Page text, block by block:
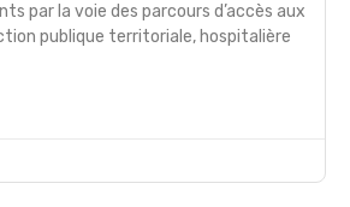
par la voie des parcours d’accès aux
publique territoriale, hospitalière